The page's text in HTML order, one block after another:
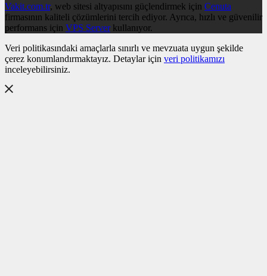
Vakit.com.tr, web sitesi altyapısını güçlendirmek için Cenuta
firmasının kaliteli çözümlerini tercih ediyor. Ayrıca, hızlı ve güvenilir
performans için VPS Serverkullanıyor.
Veri politikasındaki amaçlarla sınırlı ve mevzuata uygun şekilde
çerez konumlandırmaktayız. Detaylar için veri politikamızı
inceleyebilirsiniz.